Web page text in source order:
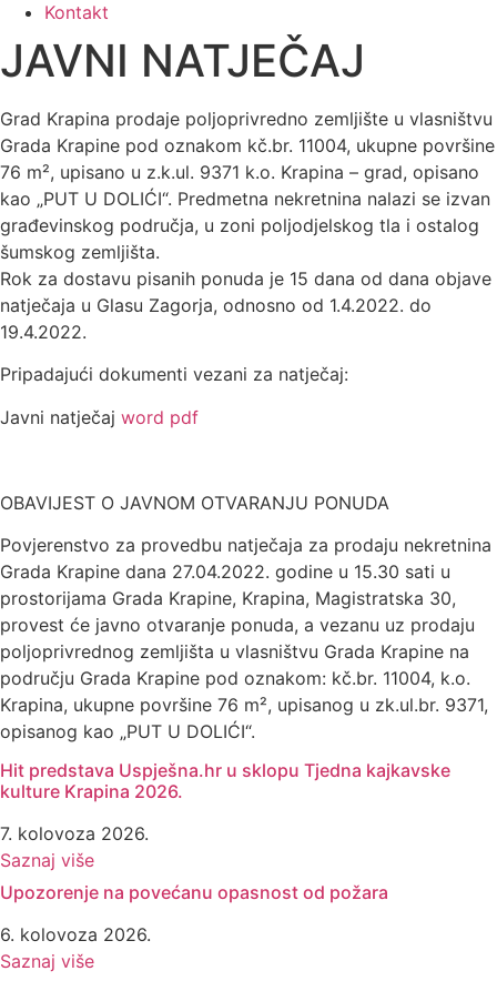
Kontakt
JAVNI NATJEČAJ
Grad Krapina prodaje poljoprivredno zemljište u vlasništvu
Grada Krapine pod oznakom kč.br. 11004, ukupne površine
76 m², upisano u z.k.ul. 9371 k.o. Krapina – grad, opisano
kao „PUT U DOLIĆI“. Predmetna nekretnina nalazi se izvan
građevinskog područja, u zoni poljodjelskog tla i ostalog
šumskog zemljišta.
Rok za dostavu pisanih ponuda je 15 dana od dana objave
natječaja u Glasu Zagorja, odnosno od 1.4.2022. do
19.4.2022.
Pripadajući dokumenti vezani za natječaj:
Javni natječaj word pdf
OBAVIJEST O JAVNOM OTVARANJU PONUDA
Povjerenstvo za provedbu natječaja za prodaju nekretnina
Grada Krapine dana 27.04.2022. godine u 15.30 sati u
prostorijama Grada Krapine, Krapina, Magistratska 30,
provest će javno otvaranje ponuda, a vezanu uz prodaju
poljoprivrednog zemljišta u vlasništvu Grada Krapine na
području Grada Krapine pod oznakom: kč.br. 11004, k.o.
Krapina, ukupne površine 76 m², upisanog u zk.ul.br. 9371,
opisanog kao „PUT U DOLIĆI“.
Hit predstava Uspješna.hr u sklopu Tjedna kajkavske
kulture Krapina 2026.
7. kolovoza 2026.
Saznaj više
Upozorenje na povećanu opasnost od požara
6. kolovoza 2026.
Saznaj više